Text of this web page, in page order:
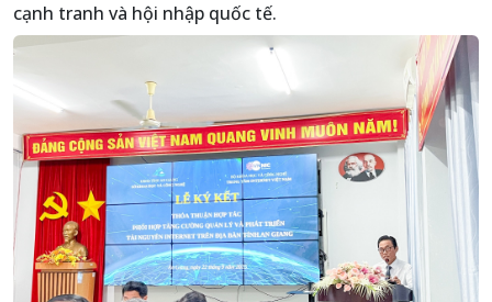
cạnh tranh và hội nhập quốc tế.